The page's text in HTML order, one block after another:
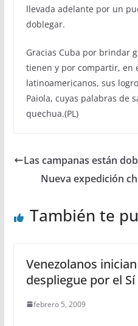
llevada adelante por un
doblegar.
Gracias Cuba por brindar
tienen y por compartir, en
latinoamericanos, sus
Paiola, cuyas palabras de
quechua.(PL)
Las campanas están
Nueva expedición
También te
Venezolanos
despliegue por el Sí
febrero 5, 2009